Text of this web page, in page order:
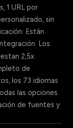
1 URL por
sin
Están
Los
2,5x
de
los 73 idiomas
las opciones
de fuentes y